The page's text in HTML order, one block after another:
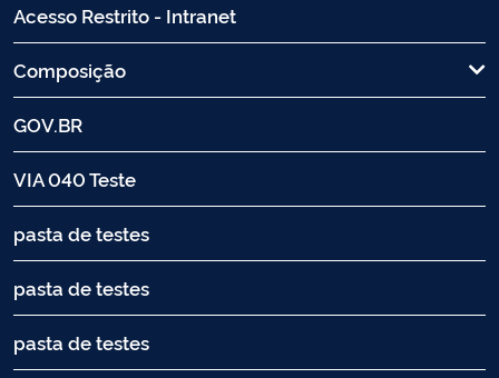
Acesso Restrito - Intranet
Composição
GOV.BR
VIA 040 Teste
pasta de testes
pasta de testes
pasta de testes